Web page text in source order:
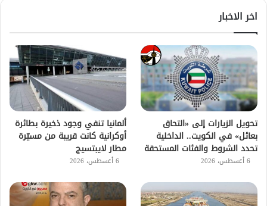
اخر الاخبار
تحويل الزيارات إلى «التحاق
بعائل» في الكويت.. الداخلية
تحدد الشروط والفئات المستحقة
6 أغسطس، 2026
ألمانيا تنفي وجود ذخيرة بطائرة
أوكرانية كانت قريبة من مسيّرة
مطار لايبتسيج
6 أغسطس، 2026